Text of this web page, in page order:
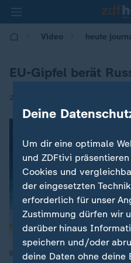
Video heute
EU-Gipfel berät
24.06.2021 | 21:45
Deine
Um dir eine optimale
und ZDFtivi
Cookies und
der eingesetzten
erforderlich für unser
Zustimmung dürfen wir
darüber hinaus
speichern und/oder
deine Daten ohne deine